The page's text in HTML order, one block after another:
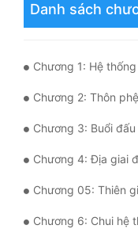
Ngôn TìnhDanh sách
Chương 1: Hệ
Chương 2: Thôn
Chương 3: Buổi
Chương 4: Địa giai
Chương 05: Thiên
Chương 6: Chui hệ